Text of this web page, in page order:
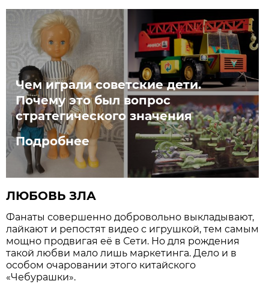
Чем играли советские дети.
Почему это был вопрос
стратегического значения
Подробнее
ЛЮБОВЬ ЗЛА
Фанаты совершенно добровольно выкладывают,
лайкают и репостят видео с игрушкой, тем самым
мощно продвигая её в Сети. Но для рождения
такой любви мало лишь маркетинга. Дело и в
особом очаровании этого китайского
«Чебурашки».